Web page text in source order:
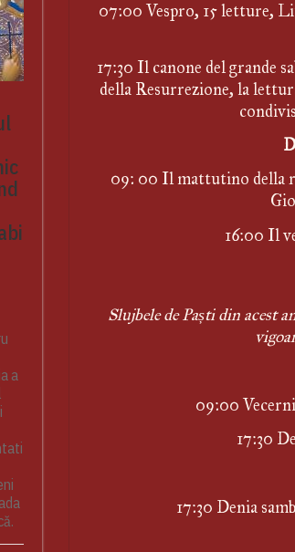
07:00 Vespro, 15 letture,
17:30 Il canone del grande
della Resurrezione, la
09: 00 Il mattutino della
16:00 Il
Slujbele de Paști din acest
09:00
17:30
17:30 Denia
a